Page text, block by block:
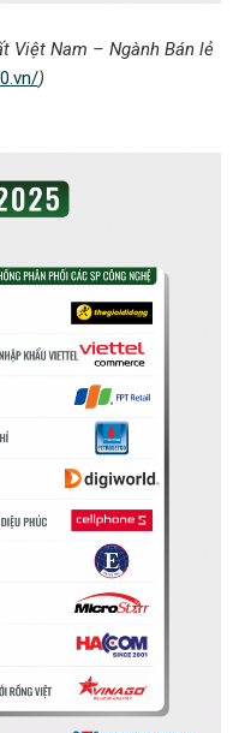
Việt Nam – Ngành Bán lẻ
)